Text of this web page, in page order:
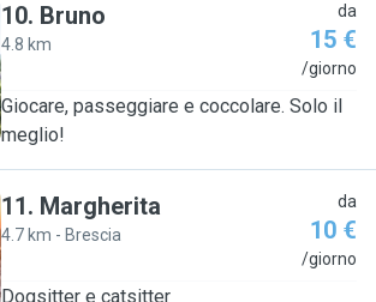
10. Bruno
4.8 km
da
15 €
/giorno
Giocare, passeggiare e coccolare. Solo il
meglio!
11. Margherita
4.7 km - Brescia
da
10 €
/giorno
Dogsitter e catsitter